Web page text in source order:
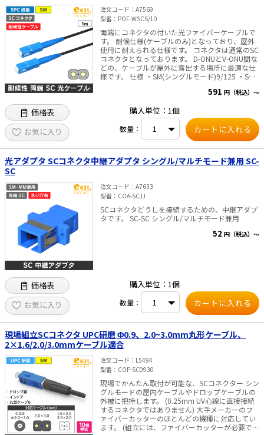
注文コード
A7569
型番
POF-WSCS/10
両端にコネクタの付いた光ファイバーケーブルで
す。 耐候仕様(ケーブルのみ)となっており、屋外
使用に耐えられる仕様です。 コネクタは通常のSC
コネクタとなっております。 D-ONUとV-ONU間な
どの、ケーブルが屋外に露出する場所に最適な仕
様です。 仕様 ・SM(シングルモード)9/125 ・SC
ロス」の測定結果を全商品 パッケージに記載し、
目で性能をご確認頂けるようにいたしました。
591 円（税込）～
価格表
お気に入り
購入単位：1個
数量：
光アダプタ SCコネクタ中継アダプタ シングル/マルチモード兼用 SC-
SC
注文コード
A7633
型番
COA-SCJJ
SCコネクタどうしを接続するための、中継アダプ
タです。 SC-SC シングル/マルチモード兼用
52 円（税込）～
価格表
お気に入り
購入単位：1個
数量：
現場組立SCコネクタ UPC研磨 Φ0.9、2.0~3.0mm丸形ケーブル、
2×1.6/2.0/3.0mmケーブル適合
注文コード
L5494
型番
COP-SC0930
現場でかんたん取付が可能な、SCコネクター シン
グルモードの屋内ケーブルやドロップケーブルの
外被に把持します。 (0.25mm UV心線に直接接続
するコネクタではありません) 大手メーカーのフ
ァイバーカッターのほとんどの機種に対応してい
ます。 (組立には、ファイバーカッターが必要で